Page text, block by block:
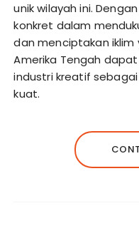
unik wilayah ini.
konkret dalam
dan menciptakan iklim
Amerika Tengah
industri kreatif
kuat.